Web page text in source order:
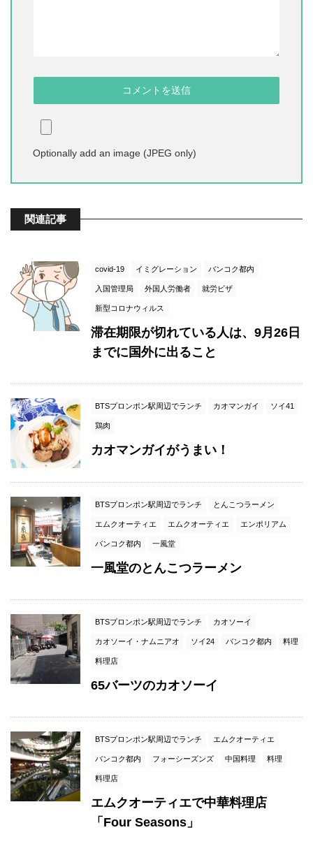
Optionally add an image (JPEG only)
関連記事
covid-19 イミグレーション バンコク都内
入国管理局 外国人労働者 就労ビザ
新型コロナウィルス
滞在期限が切れている人は、9月26日
までに国外に出ること
BTSプロンポン駅周辺でランチ カオマンガイ ソイ41
鶏肉
カオマンガイがうまい！
BTSプロンポン駅周辺でランチ とんこつラーメン
エムクオーティエ エムクオーティエ エンポリアム
バンコク都内 一風堂
一風堂のとんこつラーメン
BTSプロンポン駅周辺でランチ カオソーイ
カオソーイ・ナムニアオ ソイ24 バンコク都内 料理
料理店
65バーツのカオソーイ
BTSプロンポン駅周辺でランチ エムクオーティエ
バンコク都内 フォーシーズンズ 中国料理 料理
料理店
エムクオーティエで中華料理店
「Four Seasons」